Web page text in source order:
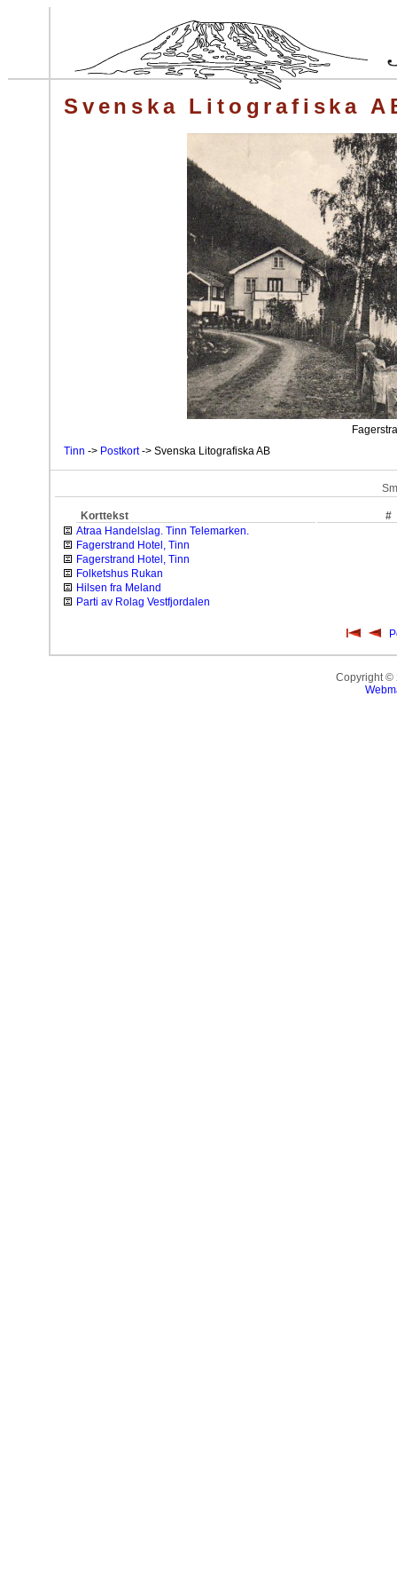
Svenska Litografiska
Tinn -> Postkort-> Svenska Litografiska AB
Korttekst
#
Atraa Handelslag. Tinn Telemarken.
Fagerstrand Hotel, Tinn
Fagerstrand Hotel, Tinn
Folketshus Rukan
Hilsen fra Meland
Parti av Rolag Vestfjordalen
Copyright ©